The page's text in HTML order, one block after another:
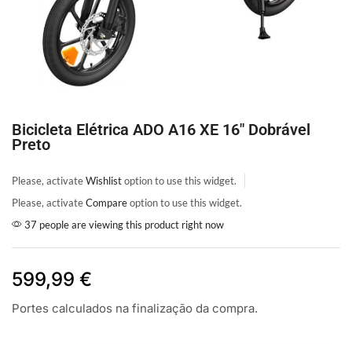
Bicicleta Elétrica ADO A16 XE 16″ Dobrável
Preto
Please, activateWishlistoption to use this widget.
Please, activateCompareoption to use this widget.
37 people are viewing this product right now
599,99 €
Portes calculados na finalização da compra.